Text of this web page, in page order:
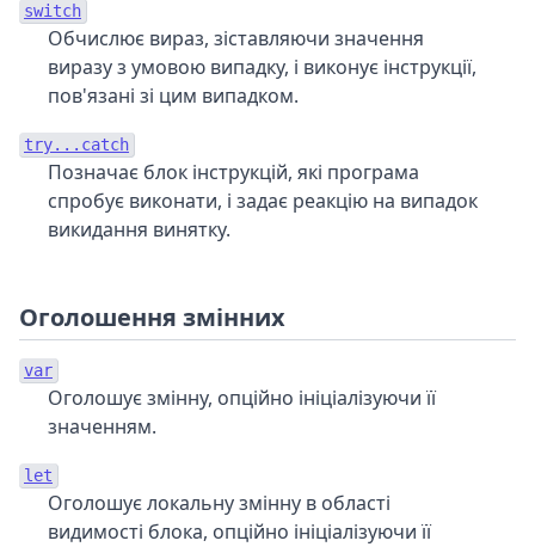
switch
Обчислює вираз, зіставляючи значення
виразу з умовою випадку, і виконує інструкції,
пов'язані зі цим випадком.
try...catch
Позначає блок інструкцій, які програма
спробує виконати, і задає реакцію на випадок
викидання винятку.
Оголошення змінних
var
Оголошує змінну, опційно ініціалізуючи її
значенням.
let
Оголошує локальну змінну в області
видимості блока, опційно ініціалізуючи її